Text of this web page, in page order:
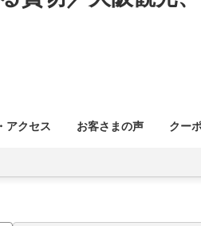
アクセス お客さまの声 クー